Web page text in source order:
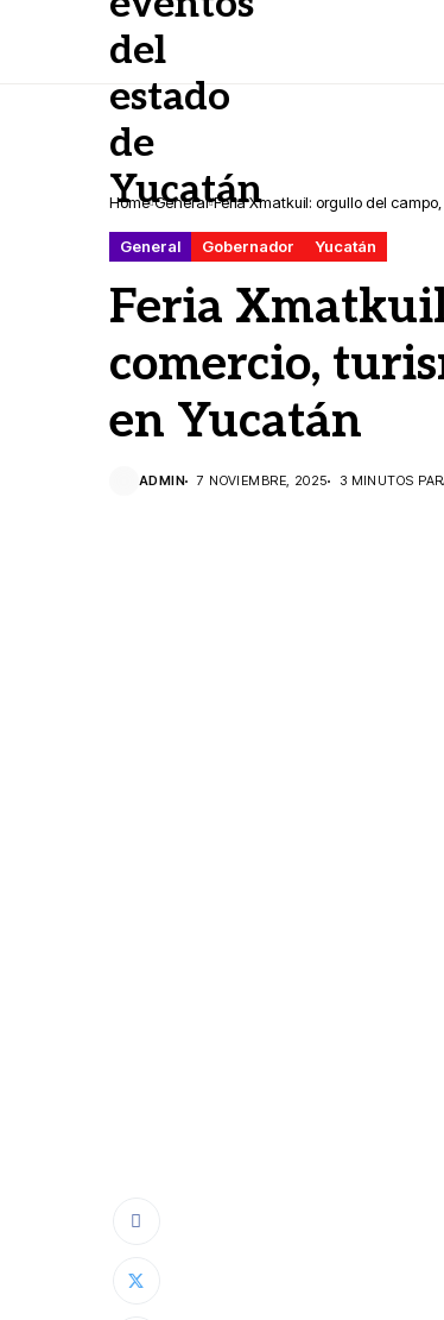
Home General Feria Xmatkuil: orgullo del
General Gobernador Yucatán
Feria
comercio,
en Yucatán
ADMIN 7 NOVIEMBRE, 2025 3 MINUTOS